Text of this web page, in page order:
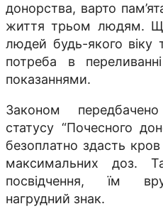
донорства, варто
життя трьом людям.
людей будь-якого віку
потреба в
показаннями.
Законом
статусу “Почесного
безоплатно здасть
максимальних доз.
посвідчення, їм
нагрудний знак.